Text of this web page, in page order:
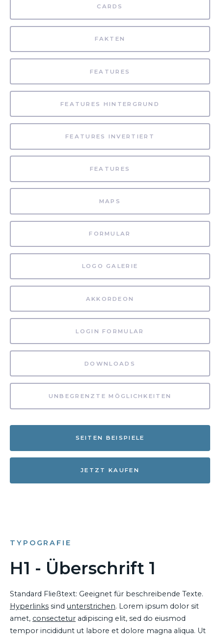
CARDS
FAKTEN
FEATURES
FEATURES HINTERGRUND
FEATURES INVERTIERT
FEATURES
MAPS
FORMULAR
LOGO GALERIE
AKKORDEON
LOGIN FORMULAR
DOWNLOADS
UNBEGRENZTE MÖGLICHKEITEN
SEITEN BEISPIELE
JETZT KAUFEN
TYPOGRAFIE
H1 - Überschrift 1
Standard Fließtext: Geeignet für beschreibende Texte.
Hyperlinks sind unterstrichen. Lorem ipsum dolor sit
amet, consectetur adipiscing elit, sed do eiusmod
tempor incididunt ut labore et dolore magna aliqua. Ut